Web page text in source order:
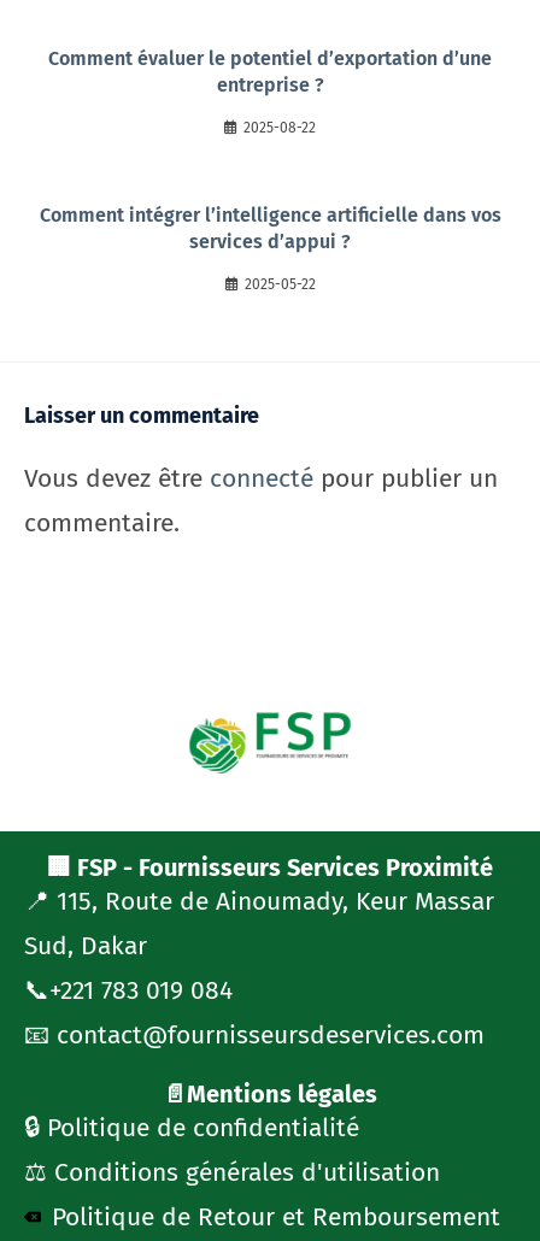
Comment évaluer le potentiel d’exportation d’une
entreprise ?
2025-08-22
Comment intégrer l’intelligence artificielle dans vos
services d’appui ?
2025-05-22
Laisser un commentaire
Vous devez être connecté pour publier un
commentaire.
🏢 FSP - Fournisseurs Services Proximité
📍 115, Route de Ainoumady, Keur Massar
Sud, Dakar
📞+221 783 019 084
📧 contact@fournisseursdeservices.com
📄Mentions légales
🔒 Politique de confidentialité
⚖️ Conditions générales d'utilisation
Politique de Retour et Remboursement